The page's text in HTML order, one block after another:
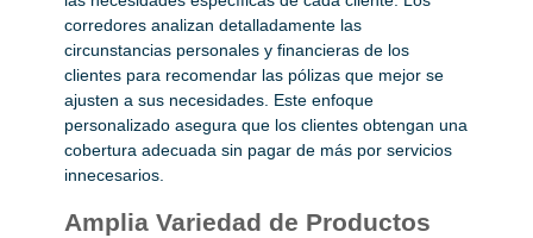
corredores analizan detalladamente las
circunstancias personales y financieras de los
clientes para recomendar las pólizas que mejor se
ajusten a sus necesidades. Este enfoque
personalizado asegura que los clientes obtengan una
cobertura adecuada sin pagar de más por servicios
innecesarios.
Amplia Variedad de Productos